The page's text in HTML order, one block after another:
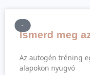
-
Ismerd meg
Az autogén tréning
alapokon nyugvó